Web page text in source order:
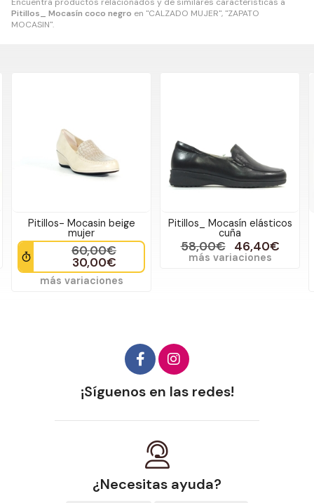
Pitillos_ Mocasín coco negro en "CALZADO MUJER", "ZAPATO
MOCASIN".
Pitillos- Mocasin beige
mujer
60,00€
30,00€
más variaciones
Pitillos_ Mocasín elásticos
cuña
58,00€ 46,40€
más variaciones
¡Síguenos en las redes!
¿Necesitas ayuda?